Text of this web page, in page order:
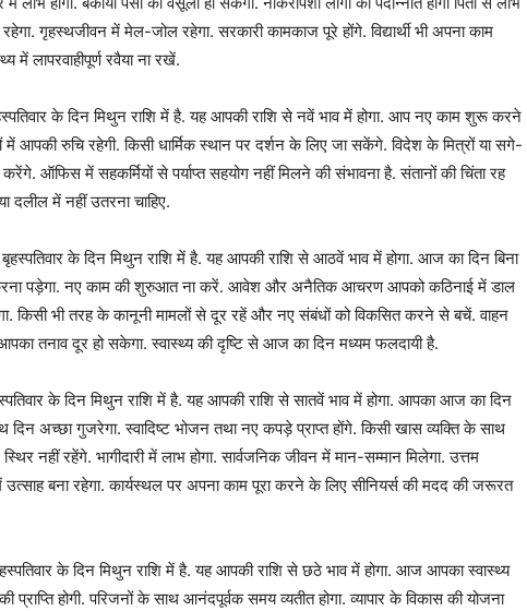
गृहस्थजीवन में मेल-जोल रहेगा. सरकारी कामकाज पूरे होंगे. विद्यार्थी भी अपना काम
लापरवाहीपूर्ण रवैया ना रखें.
के दिन मिथुन राशि में है. यह आपकी राशि से नवें भाव में होगा. आप नए काम शुरू करने
में आपकी रुचि रहेगी. किसी धार्मिक स्थान पर दर्शन के लिए जा सकेंगे. विदेश के मित्रों या सगे-
ऑफिस में सहकर्मियों से पर्याप्त सहयोग नहीं मिलने की संभावना है. संतानों की चिंता रह
में नहीं उतरना चाहिए.
के दिन मिथुन राशि में है. यह आपकी राशि से आठवें भाव में होगा. आज का दिन बिना
करना पड़ेगा. नए काम की शुरुआत ना करें. आवेश और अनैतिक आचरण आपको कठिनाई में डाल
किसी भी तरह के कानूनी मामलों से दूर रहें और नए संबंधों को विकसित करने से बचें. वाहन
तनाव दूर हो सकेगा. स्वास्थ्य की दृष्टि से आज का दिन मध्यम फलदायी है.
के दिन मिथुन राशि में है. यह आपकी राशि से सातवें भाव में होगा. आपका आज का दिन
दिन अच्छा गुजरेगा. स्वादिष्ट भोजन तथा नए कपड़े प्राप्त होंगे. किसी खास व्यक्ति के साथ
नहीं रहेंगे. भागीदारी में लाभ होगा. सार्वजनिक जीवन में मान-सम्मान मिलेगा. उत्तम
उत्साह बना रहेगा. कार्यस्थल पर अपना काम पूरा करने के लिए सीनियर्स की मदद की जरूरत
के दिन मिथुन राशि में है. यह आपकी राशि से छठे भाव में होगा. आज आपका स्वास्थ्य
होगी. परिजनों के साथ आनंदपूर्वक समय व्यतीत होगा. व्यापार के विकास की योजना